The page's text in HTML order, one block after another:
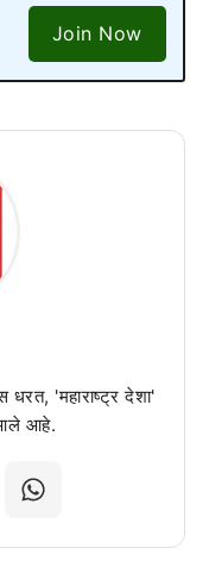
Join Now
धरत, 'महाराष्ट्र देशा'
आले आहे.